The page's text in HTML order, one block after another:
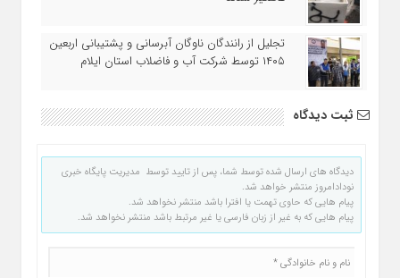
تجلیل از رانندگان ناوگان آبرسانی و پشتیبانی اربعین
۱۴۰۵ توسط شرکت آب و فاضلاب استان ایلام
ثبت دیدگاه
دیدگاه های ارسال شده توسط شما، پس از تایید توسط مدیریت پایگاه خبری
نودادامروز منتشر خواهد شد.
پیام هایی که حاوی تهمت یا افترا باشد منتشر نخواهد شد.
پیام هایی که به غیر از زبان فارسی یا غیر مرتبط باشد منتشر نخواهد شد.